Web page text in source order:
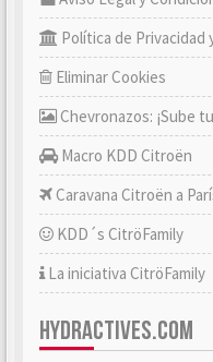
Política de Privacidad
Eliminar Cookies
Chevronazos: ¡Sube
Macro KDD Citroën
Caravana Citroën a
KDD´s CitröFamily
La iniciativa CitröFamily
HYDRACTIVES.COM